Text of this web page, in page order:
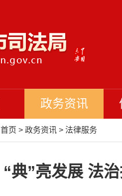
政务资讯
首页 > 政务资讯 > 法律服务
“典”亮发展 法